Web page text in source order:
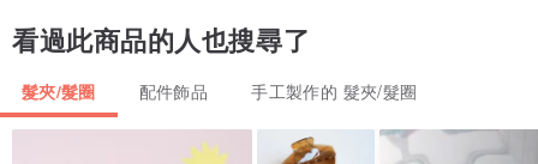
．製作時間為客人付款後兩至七天
看過此商品的人也搜尋了
髮夾/髮圈 配件飾品 手工製作的 髮夾/髮圈